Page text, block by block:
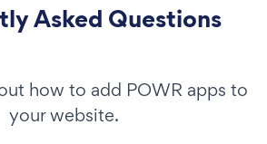
Asked Questions
how to add POWR apps to
your website.